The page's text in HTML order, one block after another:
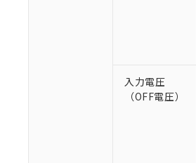
入力電圧
（OFF電圧）